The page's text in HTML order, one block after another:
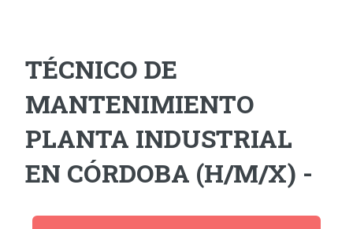
TÉCNICO DE
MANTENIMIENTO
PLANTA INDUSTRIAL
EN CÓRDOBA (H/M/X) -